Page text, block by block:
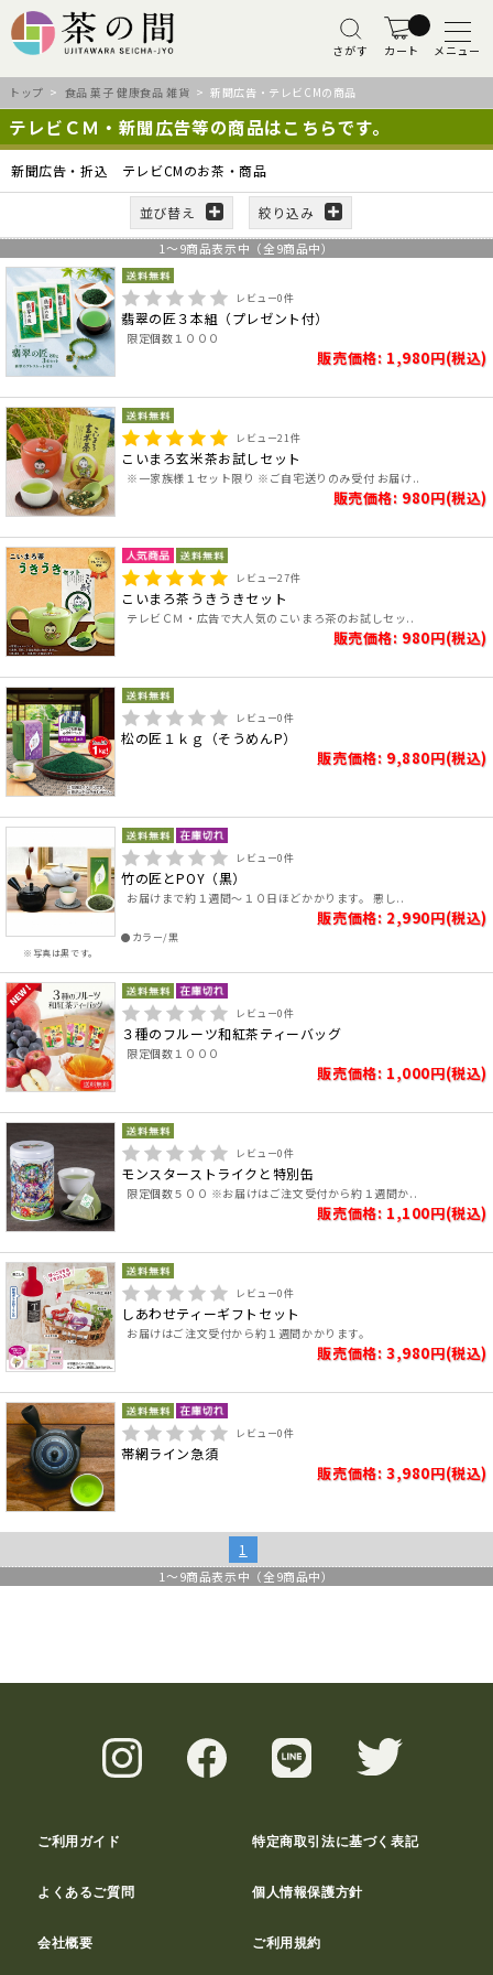
さがす カート メニュー
トップ > 食品 菓子 健康食品 雑貨 > 新聞広告・テレビCMの商品
テレビＣＭ・新聞広告等の商品はこちらです。
新聞広告・折込 テレビCMのお茶・商品
並び替え 絞り込み
1 ～9商品表示中（全9商品中）
レビュー0件
翡翠の匠３本組（プレゼント付）
限定個数１０００
販売価格: 1,980円(税込)
レビュー21件
こいまろ玄米茶お試しセット
※一家族様１セット限り ※ご自宅送りのみ受付 お届け..
販売価格: 980円(税込)
レビュー27件
こいまろ茶うきうきセット
テレビＣＭ・広告で大人気のこいまろ茶のお試しセッ..
販売価格: 980円(税込)
レビュー0件
松の匠１ｋｇ（そうめんP）
販売価格: 9,880円(税込)
※写真は黒です。
レビュー0件
竹の匠とPOY（黒）
お届けまで約１週間～１０日ほどかかります。 悪し..
販売価格: 2,990円(税込)
●カラー/黒
レビュー0件
３種のフルーツ和紅茶ティーバッグ
限定個数１０００
販売価格: 1,000円(税込)
レビュー0件
モンスターストライクと特別缶
限定個数５００ ※お届けはご注文受付から約１週間か..
販売価格: 1,100円(税込)
レビュー0件
しあわせティーギフトセット
お届けはご注文受付から約１週間かかります。
販売価格: 3,980円(税込)
レビュー0件
帯網ライン急須
販売価格: 3,980円(税込)
1
1 ～9商品表示中（全9商品中）
ご利用ガイド 特定商取引法に基づく表記
よくあるご質問 個人情報保護方針
会社概要 ご利用規約